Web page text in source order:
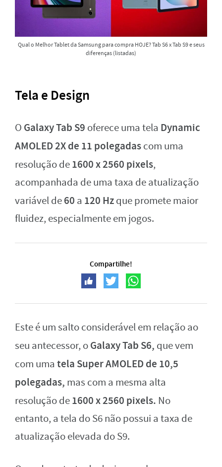
Qual o Melhor Tablet da Samsung para compra HOJE? Tab S6 x Tab S9 e seus
diferenças (listadas)
Tela e Design
O Galaxy Tab S9 oferece uma tela Dynamic
AMOLED 2X de 11 polegadascom uma
resolução de1600 x 2560 pixels,
acompanhada de uma taxa de atualização
variável de60 a 120 Hzque promete maior
fluidez, especialmente em jogos.
Compartilhe!
Este é um salto considerável em relação ao
seu antecessor, oGalaxy Tab S6, que vem
com uma tela Super AMOLED de 10,5
polegadas, mas com a mesma alta
resolução de1600x2560 pixels. No
entanto, a tela do S6 não possui a taxa de
atualização elevada do S9.